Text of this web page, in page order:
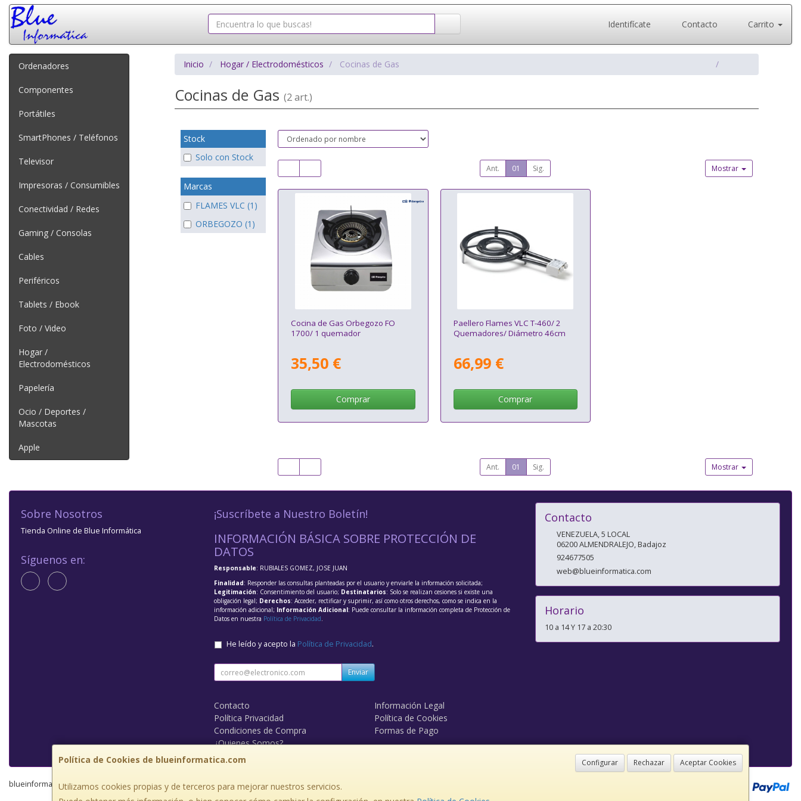
Identifícate Contacto Carrito
Ordenadores
Componentes
Portátiles
SmartPhones / Teléfonos
Televisor
Impresoras / Consumibles
Conectividad / Redes
Gaming / Consolas
Cables
Periféricos
Tablets / Ebook
Foto / Video
Hogar /
Electrodomésticos
Papelería
Ocio / Deportes /
Mascotas
Apple
Inicio Hogar / Electrodomésticos Cocinas de Gas
Cocinas de Gas (2 art.)
Stock
Solo con Stock
Marcas
FLAMES VLC (1)
ORBEGOZO (1)
Ant. 01 Sig. Mostrar
Cocina de Gas Orbegozo FO
1700/ 1 quemador
35,50 €
Comprar
Paellero Flames VLC T-460/ 2
Quemadores/ Diámetro 46cm
66,99 €
Comprar
Ant. 01 Sig. Mostrar
Política de Cookies de blueinformatica.com Configurar Rechazar Aceptar Cookies
Utilizamos cookies propias y de terceros para mejorar nuestros servicios.
Sobre Nosotros
Tienda Online de Blue Informática
Síguenos en:
¡Suscríbete a Nuestro Boletín!
INFORMACIÓN BÁSICA SOBRE PROTECCIÓN DE
DATOS
Responsable: RUBIALES GOMEZ, JOSE JUAN
Finalidad: Responder las consultas planteadas por el usuario y enviarle la información solicitada;
Legitimación: Consentimiento del usuario; Destinatarios: Solo se realizan cesiones si existe una
obligación legal; Derechos: Acceder, rectificar y suprimir, así como otros derechos, como se indica en la
información adicional; Información Adicional: Puede consultar la información completa de Protección de
Datos en nuestra Política de Privacidad.
He leído y acepto la Política de Privacidad.
Enviar
Contacto
Información Legal
Política Privacidad
Política de Cookies
Condiciones de Compra
Formas de Pago
¿Quienes Somos?
Contacto
VENEZUELA, 5 LOCAL
06200ALMENDRALEJO,Badajoz
924677505
web@blueinformatica.com
Horario
10 a 14 Y 17 a 20:30
blueinformatica.com © 2026